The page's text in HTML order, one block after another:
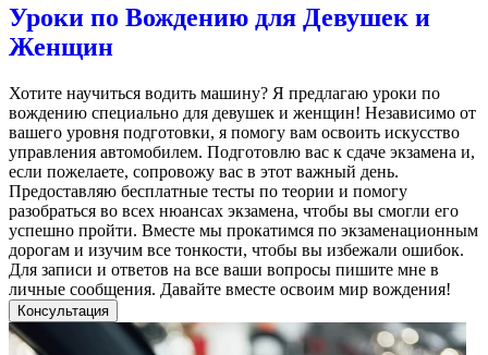
Уроки по Вождению для Девушек и
Женщин
Хотите научиться водить машину? Я предлагаю уроки по
вождению специально для девушек и женщин! Независимо от
вашего уровня подготовки, я помогу вам освоить искусство
управления автомобилем. Подготовлю вас к сдаче экзамена и,
если пожелаете, сопровожу вас в этот важный день.
Предоставляю бесплатные тесты по теории и помогу
разобраться во всех нюансах экзамена, чтобы вы смогли его
успешно пройти. Вместе мы прокатимся по экзаменационным
дорогам и изучим все тонкости, чтобы вы избежали ошибок.
Для записи и ответов на все ваши вопросы пишите мне в
личные сообщения. Давайте вместе освоим мир вождения!
Консультация